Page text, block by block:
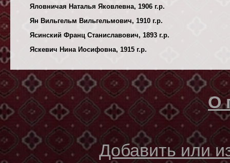
Яловничая Наталья Яковлевна, 1906 г.р.
Ян Вильгельм Вильгельмович, 1910 г.р.
Ясинский Франц Станиславович, 1893 г.р.
Яскевич Нина Иосифовна, 1915 г.р.
О
Добавить или